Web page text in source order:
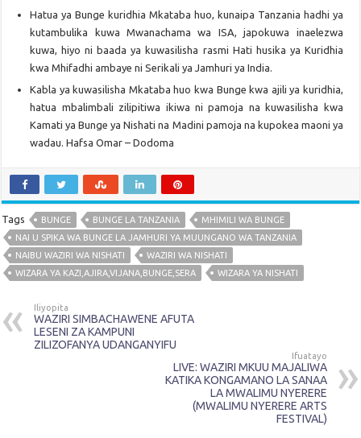
Hatua ya Bunge kuridhia Mkataba huo, kunaipa Tanzania hadhi ya
kutambulika kuwa Mwanachama wa ISA, japokuwa inaelezwa
kuwa, hiyo ni baada ya kuwasilisha rasmi Hati husika ya Kuridhia
kwa Mhifadhi ambaye ni Serikali ya Jamhuri ya India.
Kabla ya kuwasilisha Mkataba huo kwa Bunge kwa ajili ya kuridhia,
hatua mbalimbali zilipitiwa ikiwa ni pamoja na kuwasilisha kwa
Kamati ya Bunge ya Nishati na Madini pamoja na kupokea maoni ya
wadau. Hafsa Omar – Dodoma
Tags BUNGE BUNGE LA TANZANIA
MHIMILI WA BUNGE
NAI U SPIKA WA BUNGE LA JAMHURI YA MUUNGANO WA TANZANIA
NAIBU WAZIRI WA NISHATI
WAZIRI WA NISHATI
WIZARA YA KAZI,AJIRA,VIJANA,BUNGE,SERA
WIZARA YA NISHATI
Iliyopita
WAZIRI SIMBACHAWENE AFUTA
LESENI ZA KAMPUNI
ZILIZOFANYA UDANGANYIFU
Ifuatayo
LIVE: WAZIRI MKUU MAJALIWA
KATIKA KONGAMANO LA SANAA
LA MWALIMU NYERERE
(MWALIMU NYERERE ARTS
FESTIVAL)